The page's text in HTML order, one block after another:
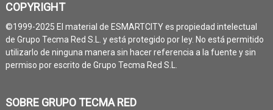
COPYRIGHT
©1999-2025 El material de ESMARTCITY es propiedad intelectual
de Grupo Tecma Red S.L. y está protegido por ley. No está permitido
utilizarlo de ninguna manera sin hacer referencia a la fuente y sin
permiso por escrito de Grupo Tecma Red S.L.
SOBRE GRUPO TECMA RED